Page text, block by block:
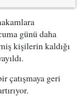
günü daha
kişilerin kaldığı
çatışmaya geri